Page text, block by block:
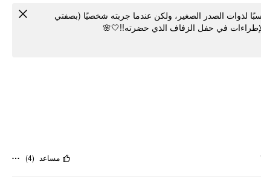
لذوات الصدر الصغير، ولكن عندما جربته شخصيًا (بصفتي
مساعد (
4
)